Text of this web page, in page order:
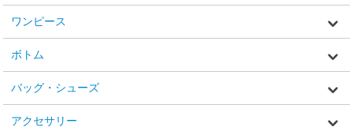
ワンピース
ボトム
バッグ・シューズ
アクセサリー